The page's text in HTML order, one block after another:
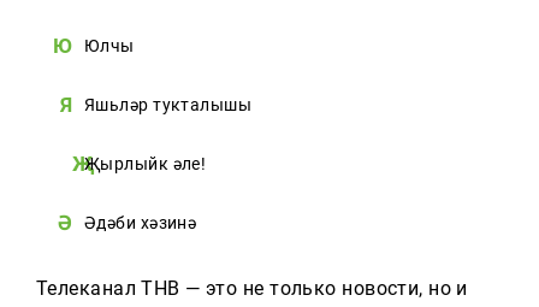
Ю Юлчы
Я Яшьләр тукталышы
Җырлыйк әле!
Ә Әдәби хәзинә
Телеканал ТНВ — это не только новости, но и